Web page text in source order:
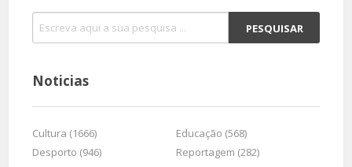
Noticias
Cultura (1666)
Educação (568)
Desporto (946)
Reportagem (282)